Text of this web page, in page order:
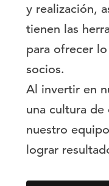
y realización,
tienen las
para ofrecer
socios.
Al invertir en
una cultura de
nuestro
lograr